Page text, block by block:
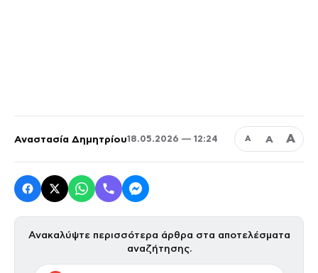
Αναστασία Δημητρίου18.05.2026 — 12:24 Α Α Α
Ανακαλύψτε περισσότερα άρθρα στα αποτελέσματα
αναζήτησης.